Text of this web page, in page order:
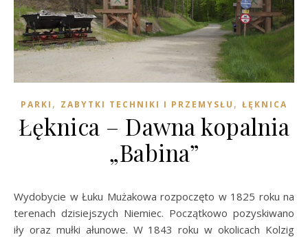
PARKI , ZABYTKI TECHNIKI I PRZEMYSŁU , ŁĘKNICA
Łęknica – Dawna kopalnia
„Babina”
Wydobycie w Łuku Mużakowa rozpoczęto w 1825 roku na
terenach dzisiejszych Niemiec. Początkowo pozyskiwano
iły oraz mułki ałunowe. W 1843 roku w okolicach Kolzig